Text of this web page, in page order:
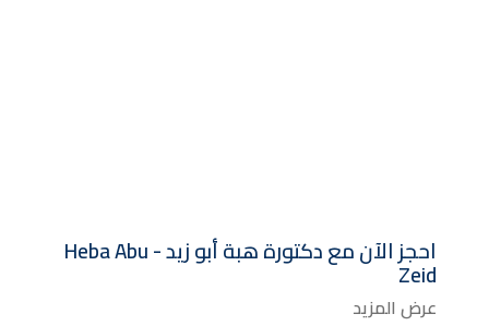
احجز الآن معدكتورة هبة أبو زيد - Heba Abu
Zeid
عرض المزيد